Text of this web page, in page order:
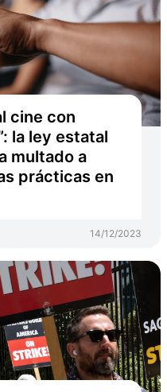
cine con
la ley estatal
multado a
prácticas en
14/12/2023